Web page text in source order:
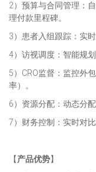
2）预算与合同管理：
理付款里程碑。
3）患者入组跟踪：实
4）访视调度：智能规
5）CRO监督：监控外
率）。
6）资源分配：动态分
7）财务控制：实时对
【产品优势】